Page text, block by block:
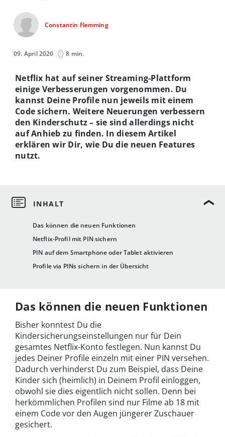
Constantin Flemming
09. April 2020 8 min.
Das können die neuen Funktionen
Netflix-Profil mit PIN sichern
PIN auf dem Smartphone oder Tablet aktivieren
Profile via PINs sichern in der Übersicht
Netflix hat auf seiner Streaming-Plattform
einige Verbesserungen vorgenommen. Du
kannst Deine Profile nun jeweils mit einem
Code sichern. Weitere Neuerungen verbessern
den Kinderschutz – sie sind allerdings nicht
auf Anhieb zu finden. In diesem Artikel
erklären wir Dir, wie Du die neuen Features
nutzt.
Das können die neuen Funktionen
Bisher konntest Du die
Kindersicherungseinstellungen nur für Dein
gesamtes Netflix-Konto festlegen. Nun kannst Du
jedes Deiner Profile einzeln mit einer PIN versehen.
Dadurch verhinderst Du zum Beispiel, dass Deine
Kinder sich (heimlich) in Deinem Profil einloggen,
obwohl sie dies eigentlich nicht sollen. Denn bei
herkömmlichen Profilen sind nur Filme ab 18 mit
einem Code vor den Augen jüngerer Zuschauer
gesichert.